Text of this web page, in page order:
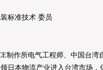
标准技术 委员
制作所电气工程师、中国台湾
日本物流产业进入台湾市场